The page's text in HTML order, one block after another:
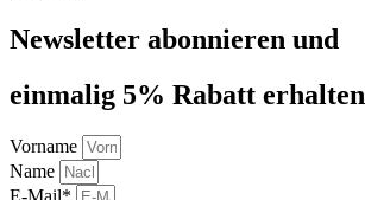
Newsletter abonnieren und
einmalig 5% Rabatt erhalten
Vorname
Name
E-Mail*